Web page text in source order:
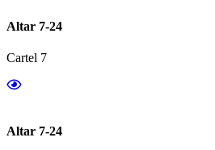
Altar 7-24
Cartel 7
Altar 7-24